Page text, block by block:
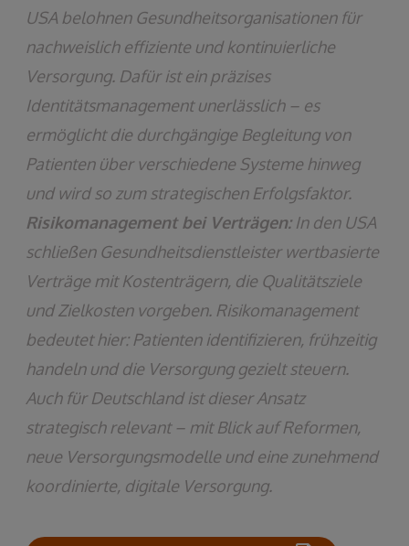
USA belohnen Gesundheitsorganisationen für
nachweislich effiziente und kontinuierliche
Versorgung. Dafür ist ein präzises
Identitätsmanagement unerlässlich – es
ermöglicht die durchgängige Begleitung von
Patienten über verschiedene Systeme hinweg
und wird so zum strategischen Erfolgsfaktor.
Risikomanagement bei Verträgen:In den USA
schließen Gesundheitsdienstleister wertbasierte
Verträge mit Kostenträgern, die Qualitätsziele
und Zielkosten vorgeben. Risikomanagement
bedeutet hier: Patienten identifizieren, frühzeitig
handeln und die Versorgung gezielt steuern.
Auch für Deutschland ist dieser Ansatz
strategisch relevant – mit Blick auf Reformen,
neue Versorgungsmodelle und eine zunehmend
koordinierte, digitale Versorgung.